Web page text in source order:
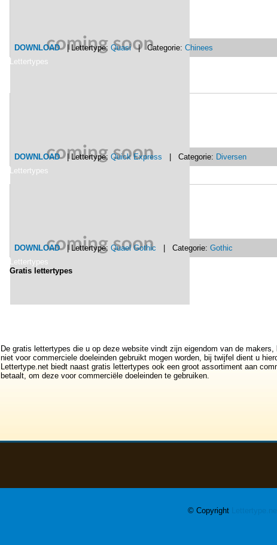
DOWNLOAD| Lettertype: Quasi| Categorie: Chinees
Lettertypes
DOWNLOAD| Lettertype: Quick Express | Categorie: Diversen
Lettertypes
DOWNLOAD| Lettertype: Quael Gothic | Categorie: Gothic
Lettertypes
Gratis lettertypes
De gratis lettertypes die u op deze website vindt zijn eigendom van de
niet voor commerciele doeleinden gebruikt mogen worden, bij twijfel dient u
Lettertype.net biedt naast gratis lettertypes ook een groot assortiment aan
betaalt, om deze voor commerciële doeleinden te gebruiken.
© Copyright